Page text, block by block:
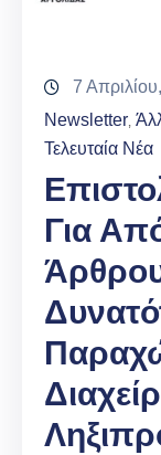
7
Newsletter‚
Τελευταία Νέα
Για